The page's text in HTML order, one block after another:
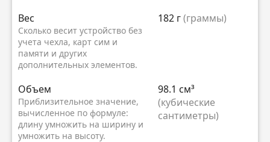
Вес
Сколько весит устройство без
учета чехла, карт сим и
памяти и других
дополнительных элементов.
182 г(граммы)
Объем
Приблизительное значение,
вычисленное по формуле:
длину умножить на ширину и
умножить на высоту.
98.1 см³
(кубические
сантиметры)